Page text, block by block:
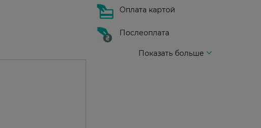
Оплата картой
Послеоплата
Показать больше